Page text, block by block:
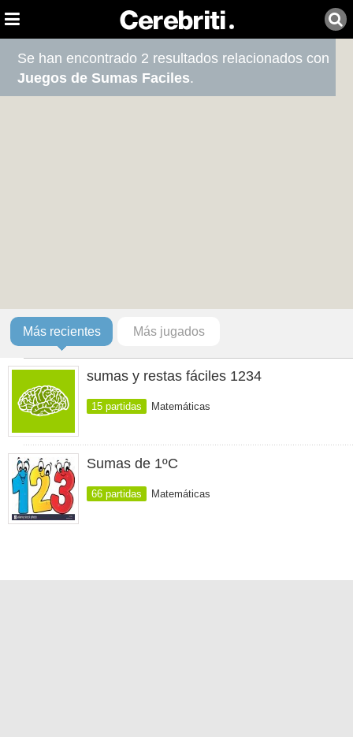
Se han encontrado 2 resultados relacionados con
Juegos de Sumas Faciles.
Más recientes Más jugados
sumas y restas fáciles 1234
15 partidas Matemáticas
Sumas de 1ºC
66 partidas Matemáticas